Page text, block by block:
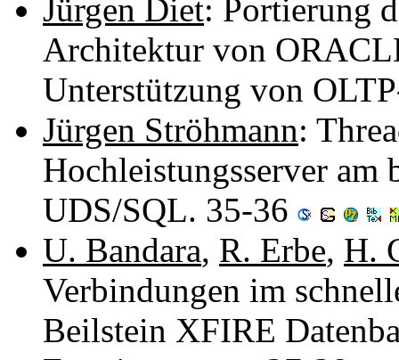
Jürgen Diet: Portierung
Architektur von
Unterstützung von
Jürgen Ströhmann:
Hochleistungsserver am
UDS/SQL. 35-36
U. Bandara, R. Erbe, H.
Verbindungen im
Beilstein XFIRE